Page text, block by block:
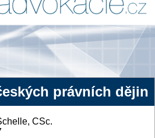
právních dějin
CSc.